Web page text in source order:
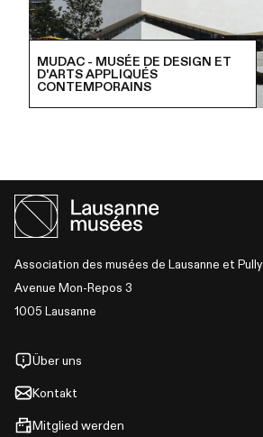
MUDAC - MUSÉE DE DESIGN ET
D'ARTS APPLIQUÉS
CONTEMPORAINS
Association des musées de Lausanne et Pully
Avenue Mon-Repos 3
1005 Lausanne
Über uns
Kontakt
Mitglied werden